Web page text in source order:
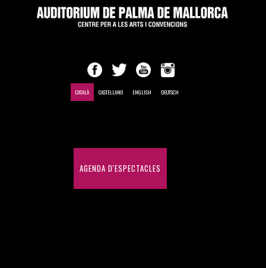
CATALÀ CASTELLANO ENGLISH DEUTSCH
AGENDA D'ESPECTACLES